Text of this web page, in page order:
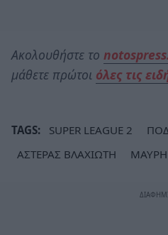
Ακολουθήστε το
μάθετε πρώτοι όλες τις
TAGS: SUPER LEAGUE 2
ΑΣΤΕΡΑΣ ΒΛΑΧΙΩΤΗ